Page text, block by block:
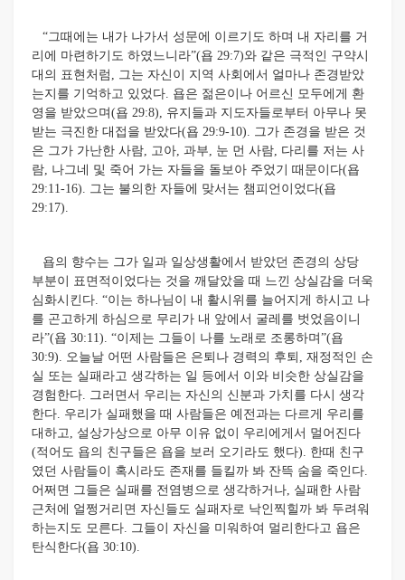
“그때에는 내가 나가서 성문에 이르기도 하며 내 자리를 거
리에 마련하기도 하였느니라”(욥 29:7)와 같은 극적인 구약시
대의 표현처럼, 그는 자신이 지역 사회에서 얼마나 존경받았
는지를 기억하고 있었다. 욥은 젊은이나 어르신 모두에게 환
영을 받았으며(욥 29:8), 유지들과 지도자들로부터 아무나 못
받는 극진한 대접을 받았다(욥 29:9-10). 그가 존경을 받은 것
은 그가 가난한 사람, 고아, 과부, 눈 먼 사람, 다리를 저는 사
람, 나그네 및 죽어 가는 자들을 돌보아 주었기 때문이다(욥
29:11-16). 그는 불의한 자들에 맞서는 챔피언이었다(욥
29:17).
욥의 향수는 그가 일과 일상생활에서 받았던 존경의 상당
부분이 표면적이었다는 것을 깨달았을 때 느낀 상실감을 더욱
심화시킨다. “이는 하나님이 내 활시위를 늘어지게 하시고 나
를 곤고하게 하심으로 무리가 내 앞에서 굴레를 벗었음이니
라”(욥 30:11). “이제는 그들이 나를 노래로 조롱하며”(욥
30:9). 오늘날 어떤 사람들은 은퇴나 경력의 후퇴, 재정적인 손
실 또는 실패라고 생각하는 일 등에서 이와 비슷한 상실감을
경험한다. 그러면서 우리는 자신의 신분과 가치를 다시 생각
한다. 우리가 실패했을 때 사람들은 예전과는 다르게 우리를
대하고, 설상가상으로 아무 이유 없이 우리에게서 멀어진다
(적어도 욥의 친구들은 욥을 보러 오기라도 했다). 한때 친구
였던 사람들이 혹시라도 존재를 들킬까 봐 잔뜩 숨을 죽인다.
어쩌면 그들은 실패를 전염병으로 생각하거나, 실패한 사람
근처에 얼쩡거리면 자신들도 실패자로 낙인찍힐까 봐 두려워
하는지도 모른다. 그들이 자신을 미워하여 멀리한다고 욥은
탄식한다(욥 30:10).